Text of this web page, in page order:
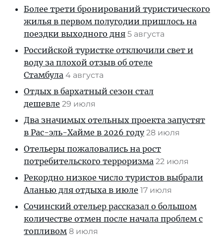
Более трети бронирований туристического
жилья в первом полугодии пришлось на
поездки выходного дня 5 августа
Российской туристке отключили свет и
воду за плохой отзыв об отеле
Стамбула 4 августа
Отдых в бархатный сезон стал
дешевле 29 июля
Два значимых отельных проекта запустят
в Рас-эль-Хайме в 2026 году 28 июля
Отельеры пожаловались на рост
потребительского терроризма 22 июля
Рекордно низкое число туристов выбрали
Аланью для отдыха в июле 17 июля
Сочинский отельер рассказал о большом
количестве отмен после начала проблем с
топливом 8 июля